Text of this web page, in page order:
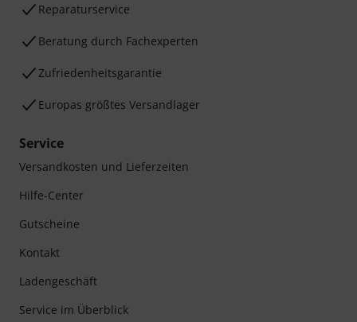
Reparaturservice
Beratung durch Fachexperten
Zufriedenheitsgarantie
Europas größtes Versandlager
Service
Versandkosten und Lieferzeiten
Hilfe-Center
Gutscheine
Kontakt
Ladengeschäft
Service im Überblick